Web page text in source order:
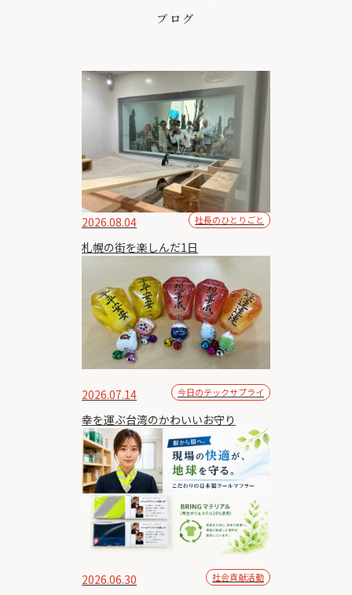
ブログ
2026.08.04 社長のひとりごと
札幌の街を楽しんだ1日
2026.07.14 今日のテックサプライ
幸を運ぶ台湾のかわいいお守り
2026.06.30 社会貢献活動